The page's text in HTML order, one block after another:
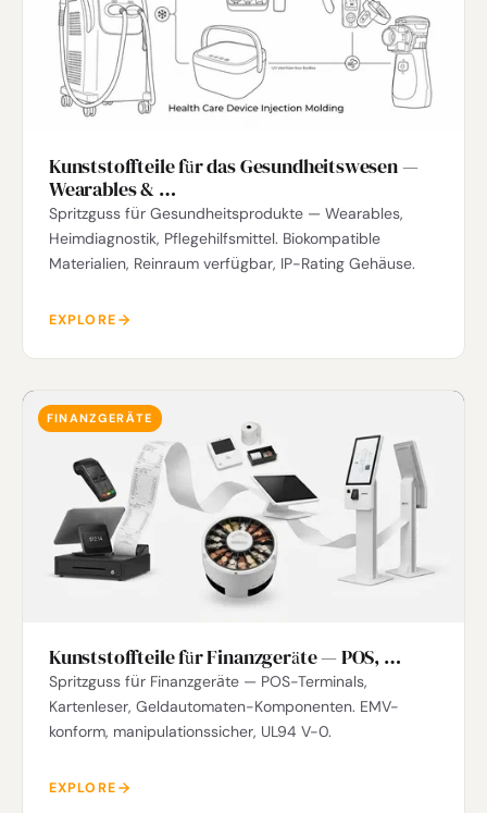
Kunststoffteile für das Gesundheitswesen —
Wearables & …
Spritzguss für Gesundheitsprodukte — Wearables,
Heimdiagnostik, Pflegehilfsmittel. Biokompatible
Materialien, Reinraum verfügbar, IP-Rating Gehäuse.
EXPLORE
FINANZGERÄTE
Kunststoffteile für Finanzgeräte — POS, …
Spritzguss für Finanzgeräte — POS-Terminals,
Kartenleser, Geldautomaten-Komponenten. EMV-
konform, manipulationssicher, UL94 V-0.
EXPLORE